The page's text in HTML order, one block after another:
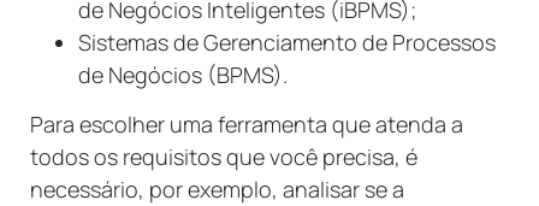
de Negócios Inteligentes (iBPMS);
Sistemas de Gerenciamento de Processos
de Negócios (BPMS).
Para escolher uma ferramenta que atenda a
todos os requisitos que você precisa, é
necessário, por exemplo, analisar se a